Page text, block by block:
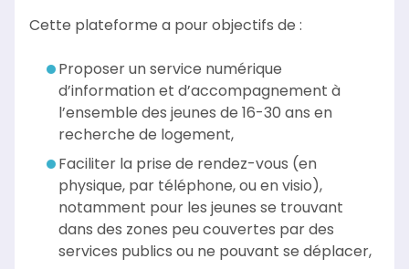
Cette plateforme a pour objectifs de :
Proposer un service numérique
d’information et d’accompagnement à
l’ensemble des jeunes de 16-30 ans en
recherche de logement,
Faciliter la prise de rendez-vous (en
physique, par téléphone, ou en visio),
notamment pour les jeunes se trouvant
dans des zones peu couvertes par des
services publics ou ne pouvant se déplacer,